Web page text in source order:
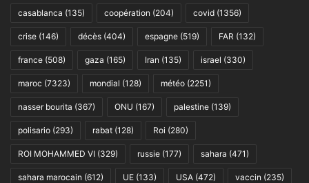
casablanca (135) coopération (204) covid (1356)
crise (146) décès (404) espagne (519) FAR (132)
france (508) gaza (165) Iran (135) israel (330)
maroc (7323) mondial (128) météo (2251)
nasser bourita (367) ONU (167) palestine (139)
polisario (293) rabat (128) Roi (280)
ROI MOHAMMED VI (329) russie (177) sahara (471)
sahara marocain (612) UE (133) USA (472) vaccin (235)